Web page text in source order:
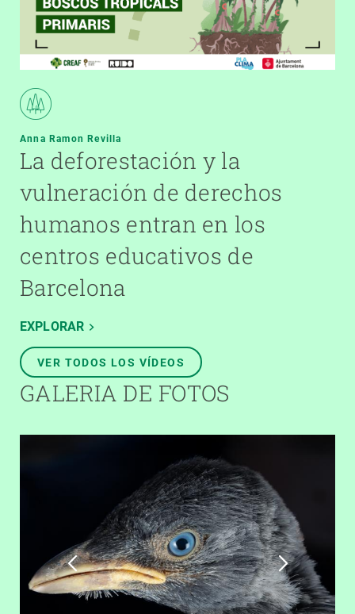
Anna Ramon Revilla
La deforestación y la
vulneración de derechos
humanos entran en los
centros educativos de
Barcelona
EXPLORAR
VER TODOS LOS VÍDEOS
GALERIA DE FOTOS